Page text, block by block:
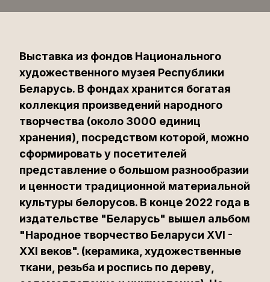
Выставка из фондов Национального
художественного музея Республики
Беларусь. В фондах хранится богатая
коллекция произведений народного
творчества (около 3000 единиц
хранения), посредством которой, можно
сформировать у посетителей
представление о большом разнообразии
и ценности традиционной материальной
культуры белорусов. В конце 2022 года в
издательстве "Беларусь" вышел альбом
"Народное творчество Беларуси XVI -
XXI веков". (керамика, художественные
ткани, резьба и роспись по дереву,